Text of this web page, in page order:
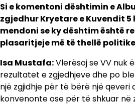
Si e komentoni dështimin e
zgjedhur Kryetare e Kuvendit 5
mendoni se ky dështim është
plasaritjeje më të thellë
Isa Mustafa:Vlerësoj se VV nuk
rezultatet e zgjedhjeve dhe po
një zgjidhje për të bërë një qeveri
konvenonte ose për të shkuar në